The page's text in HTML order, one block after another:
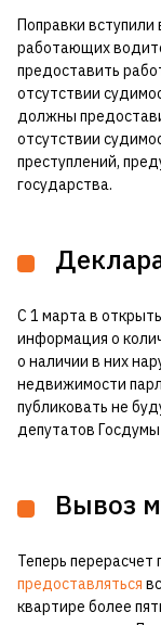
Поправки
работающих
предоставить
отсутствии
должны
отсутствии
преступлений,
государства.
С 1 марта в
информация о
о наличии в них
недвижимости
публиковать не
депутатов
Вывоз
Теперь
предоставляться
квартире более